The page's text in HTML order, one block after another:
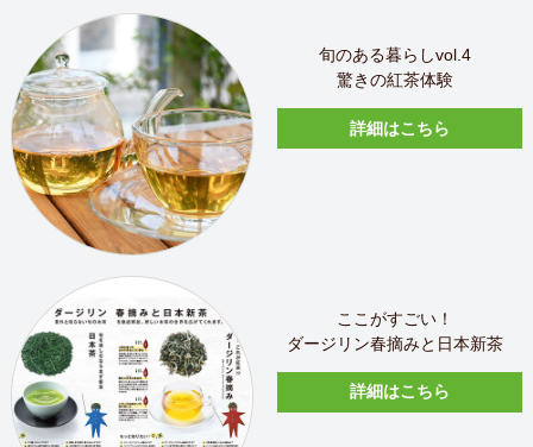
旬のある暮らしvol.4
驚きの紅茶体験
詳細はこちら
ここがすごい！
ダージリン春摘みと日本新茶
詳細はこちら